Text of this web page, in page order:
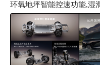
环氧地坪智能控速功能,湿